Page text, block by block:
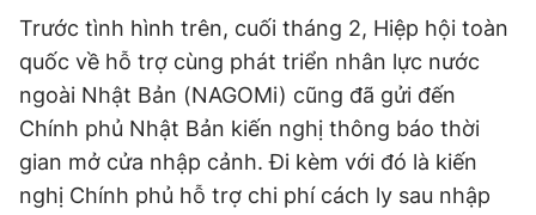
Trước tình hình trên, cuối tháng 2, Hiệp hội toàn
quốc về hỗ trợ cùng phát triển nhân lực nước
ngoài Nhật Bản (NAGOMi) cũng đã gửi đến
Chính phủ Nhật Bản kiến nghị thông báo thời
gian mở cửa nhập cảnh. Đi kèm với đó là kiến
nghị Chính phủ hỗ trợ chi phí cách ly sau nhập